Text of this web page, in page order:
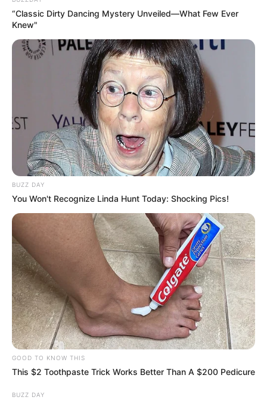
“Classic Dirty Dancing Mystery Unveiled—What Few Ever
Knew"
BUZZ DAY
You Won't Recognize Linda Hunt Today: Shocking Pics!
GOOD TO KNOW THIS
This $2 Toothpaste Trick Works Better Than A $200 Pedicure
BUZZ DAY